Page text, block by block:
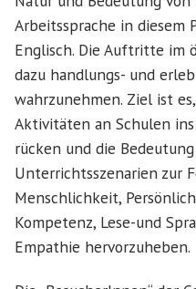
Arbeitssprache in diesem
Englisch. Die Auftritte im
dazu handlungs- und
wahrzunehmen. Ziel ist
Aktivitäten an Schulen
rücken und die
Unterrichtsszenarien zur
Menschlichkeit,
Kompetenz, Lese-und
Empathie hervorzuheben.